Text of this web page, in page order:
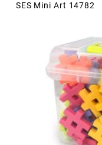
SES Mini Art 14782